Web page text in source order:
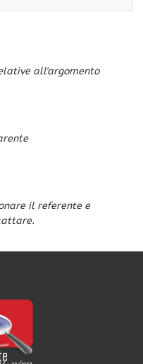
all'argomento
il referente e